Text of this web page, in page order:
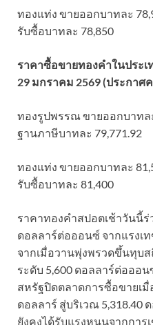
ทองแท่ง ขายออกบาทละ
รับซื้อบาทละ 78,850
ราคาซื้อขายทองคําในประ
29 มกราคม 2569 (ประกาศ
ทองรูปพรรณ ขายออกบาทล
ฐานภาษีบาทละ 79,771.92
ทองแท่ง ขายออกบาทละ
รับซื้อบาทละ 81,400
ราคาทองคำสปอตเช้าวันนี้ร่
ดอลลาร์ต่อออนซ์ จากแรงเ
จากเมื่อวานพุ่งพรวดขึ้นทุบ
ระดับ 5,600 ดอลลาร์ต่อออ
สหรัฐปิดตลาดการซื้อขายเ
ดอลลาร์ สู่บริเวณ 5,318.40
ยังคงได้รับแรงหนุนจากการ